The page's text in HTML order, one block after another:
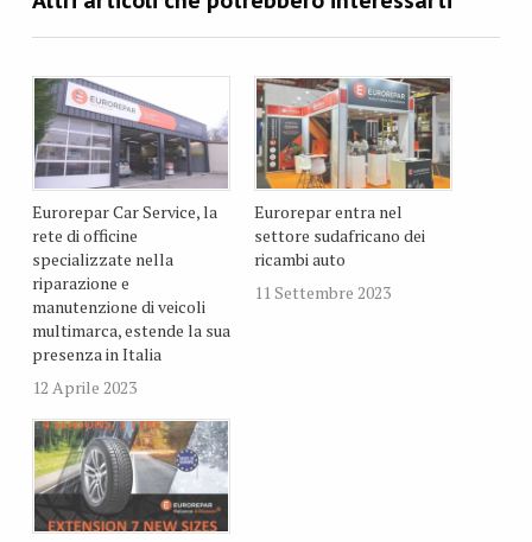
Eurorepar Car Service, la
rete di officine
specializzate nella
riparazione e
manutenzione di veicoli
multimarca, estende la sua
presenza in Italia
12 Aprile 2023
Eurorepar entra nel
settore sudafricano dei
ricambi auto
11 Settembre 2023